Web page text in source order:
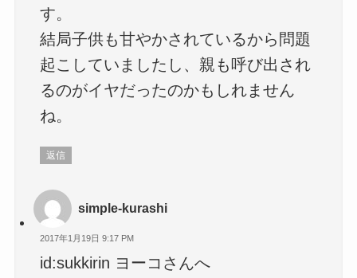
す。
結局子供も甘やかされているから問題
起こしていましたし、親も呼び出され
るのがイヤだったのかもしれません
ね。
返信
simple-kurashi
2017年1月19日 9:17 PM
id:sukkirin ヨーコさんへ